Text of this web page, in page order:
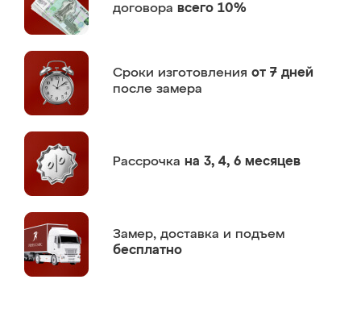
договора всего 10%
Сроки изготовления от 7 дней
после замера
Рассрочка на 3, 4, 6 месяцев
Замер, доставка и подъем
бесплатно